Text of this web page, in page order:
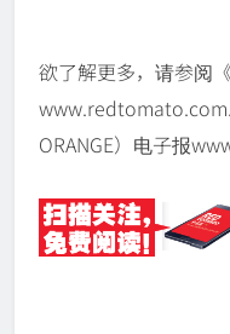
欲了解更多，请参阅
ORANGE）电子报